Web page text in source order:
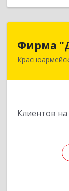
Фирма
Клиентов